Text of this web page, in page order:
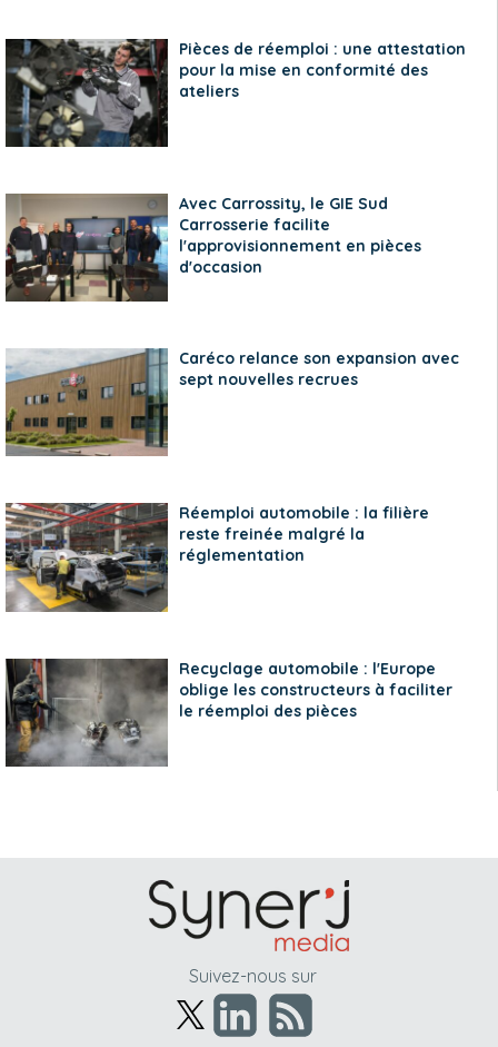
Pièces de réemploi : une attestation
pour la mise en conformité des
ateliers
Avec Carrossity, le GIE Sud
Carrosserie facilite
l'approvisionnement en pièces
d'occasion
Caréco relance son expansion avec
sept nouvelles recrues
Réemploi automobile : la filière
reste freinée malgré la
réglementation
Recyclage automobile : l'Europe
oblige les constructeurs à faciliter
le réemploi des pièces
Suivez-nous sur